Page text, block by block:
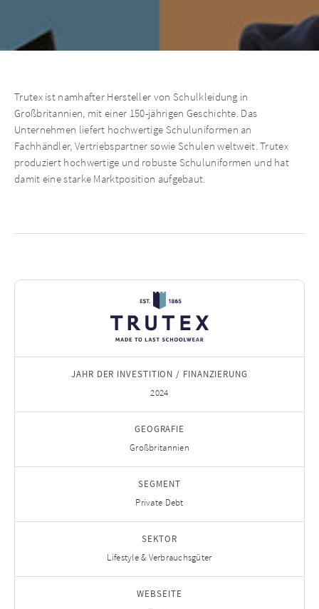
Trutex ist namhafter Hersteller von Schulkleidung in
Großbritannien, mit einer 150-jährigen Geschichte. Das
Unternehmen liefert hochwertige Schuluniformen an
Fachhändler, Vertriebspartner sowie Schulen weltweit. Trutex
produziert hochwertige und robuste Schuluniformen und hat
damit eine starke Marktposition aufgebaut.
JAHR DER INVESTITION / FINANZIERUNG
2024
GEOGRAFIE
Großbritannien
SEGMENT
Private Debt
SEKTOR
Lifestyle & Verbrauchsgüter
WEBSEITE